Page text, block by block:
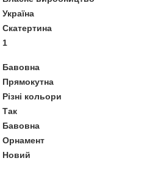
Україна
Скатертина
1
Бавовна
Прямокутна
Різні кольори
Так
Бавовна
Орнамент
Новий